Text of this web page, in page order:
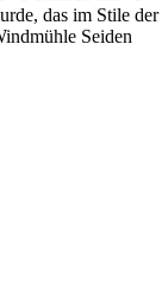
das im Stile der
Seiden